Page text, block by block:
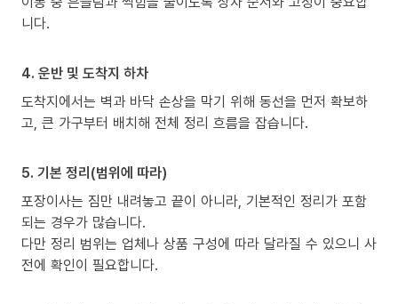
니다.
4. 운반 및 도착지 하차
도착지에서는 벽과 바닥 손상을 막기 위해 동선을 먼저 확보하
고, 큰 가구부터 배치해 전체 정리 흐름을 잡습니다.
5. 기본 정리(범위에 따라)
포장이사는 짐만 내려놓고 끝이 아니라, 기본적인 정리가 포함
되는 경우가 많습니다.
다만 정리 범위는 업체나 상품 구성에 따라 달라질 수 있으니 사
전에 확인이 필요합니다.